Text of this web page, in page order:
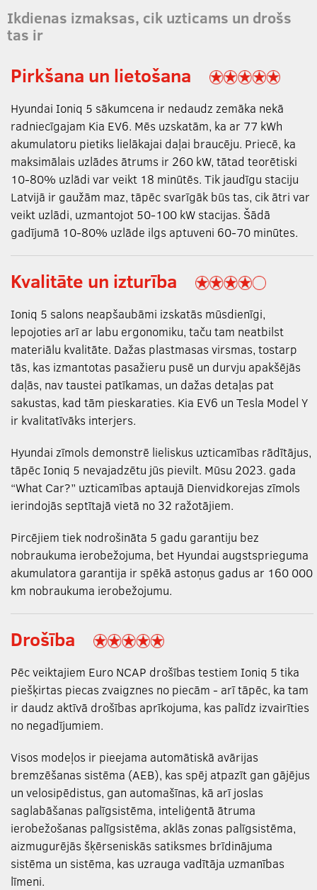
Ikdienas izmaksas, cik uzticams un drošs
tas ir
Pirkšana un lietošana
Hyundai Ioniq 5 sākumcena ir nedaudz zemāka nekā
radniecīgajam Kia EV6. Mēs uzskatām, ka ar 77 kWh
akumulatoru pietiks lielākajai daļai braucēju. Priecē, ka
maksimālais uzlādes ātrums ir 260 kW, tātad teorētiski
10-80% uzlādi var veikt 18 minūtēs. Tik jaudīgu staciju
Latvijā ir gaužām maz, tāpēc svarīgāk būs tas, cik ātri var
veikt uzlādi, uzmantojot 50-100 kW stacijas. Šādā
gadījumā 10-80% uzlāde ilgs aptuveni 60-70 minūtes.
Kvalitāte un izturība
Ioniq 5 salons neapšaubāmi izskatās mūsdienīgi,
lepojoties arī ar labu ergonomiku, taču tam neatbilst
materiālu kvalitāte. Dažas plastmasas virsmas, tostarp
tās, kas izmantotas pasažieru pusē un durvju apakšējās
daļās, nav taustei patīkamas, un dažas detaļas pat
sakustas, kad tām pieskaraties. Kia EV6 un Tesla Model Y
ir kvalitatīvāks interjers.
Hyundai zīmols demonstrē lieliskus uzticamības rādītājus,
tāpēc Ioniq 5 nevajadzētu jūs pievilt. Mūsu 2023. gada
“What Car?” uzticamības aptaujā Dienvidkorejas zīmols
ierindojās septītajā vietā no 32 ražotājiem.
Pircējiem tiek nodrošināta 5 gadu garantiju bez
nobraukuma ierobežojuma, bet Hyundai augstsprieguma
akumulatora garantija ir spēkā astoņus gadus ar 160 000
km nobraukuma ierobežojumu.
Drošība
Pēc veiktajiem Euro NCAP drošības testiem Ioniq 5 tika
piešķirtas piecas zvaigznes no piecām - arī tāpēc, ka tam
ir daudz aktīvā drošības aprīkojuma, kas palīdz izvairīties
no negadījumiem.
Visos modeļos ir pieejama automātiskā avārijas
bremzēšanas sistēma (AEB), kas spēj atpazīt gan gājējus
un velosipēdistus, gan automašīnas, kā arī joslas
saglabāšanas palīgsistēma, inteliģentā ātruma
ierobežošanas palīgsistēma, aklās zonas palīgsistēma,
aizmugurējās šķērseniskās satiksmes brīdinājuma
sistēma un sistēma, kas uzrauga vadītāja uzmanības
līmeni.